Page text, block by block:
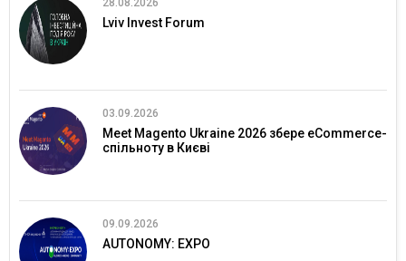
Lviv Invest Forum
03.09.2026
Meet Magento Ukraine 2026 збере eCommerce-
спільноту в Києві
09.09.2026
AUTONOMY: EXPO